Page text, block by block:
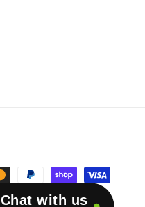
Chat with us